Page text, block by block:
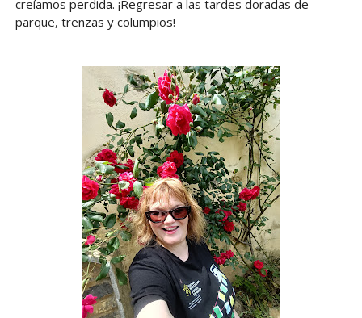
creíamos perdida. ¡Regresar a las tardes doradas de
parque, trenzas y columpios!